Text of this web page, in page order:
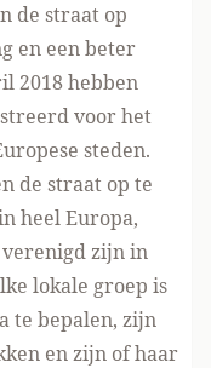
de straat op
en een beter
2018 hebben
voor het
steden.
de straat op te
heel Europa,
zijn in
lokale groep is
te bepalen, zijn
en zijn of haar